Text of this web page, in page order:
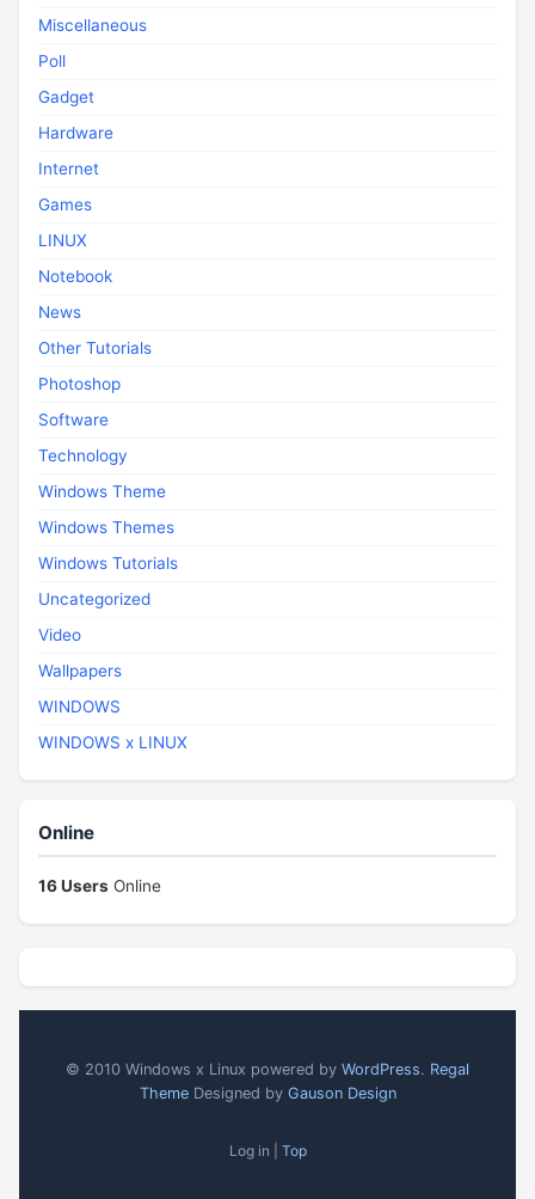
Miscellaneous
Poll
Gadget
Hardware
Internet
Games
LINUX
Notebook
News
Other Tutorials
Photoshop
Software
Technology
Windows Theme
Windows Themes
Windows Tutorials
Uncategorized
Video
Wallpapers
WINDOWS
WINDOWS x LINUX
Online
16 Users Online
© 2010 Windows x Linux powered by WordPress. Regal
ThemeDesigned by Gauson Design
Log in | Top